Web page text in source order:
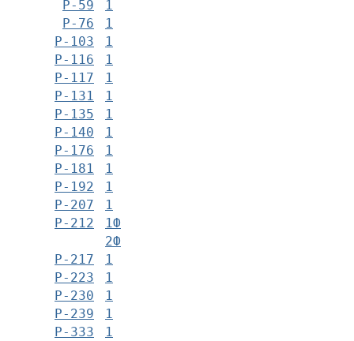
Р-59
1
Р-76
1
Р-103
1
Р-116
1
Р-117
1
Р-131
1
Р-135
1
Р-140
1
Р-176
1
Р-181
1
Р-192
1
Р-207
1
Р-212
1Ф
2Ф
Р-217
1
Р-223
1
Р-230
1
Р-239
1
Р-333
1